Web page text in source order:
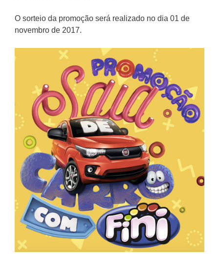
O sorteio da promoção será realizado no dia 01 de
novembro de 2017.